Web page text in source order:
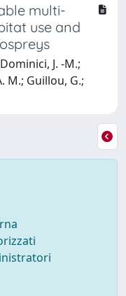
multi-
use and
J. -M.;
M.; Guillou, G.;